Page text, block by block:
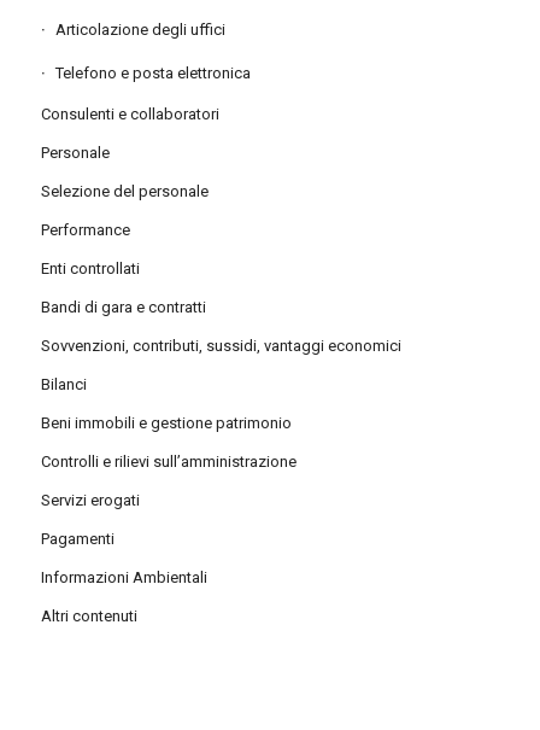
Articolazione degli uffici
Telefono e posta elettronica
Consulenti e collaboratori
Personale
Selezione del personale
Performance
Enti controllati
Bandi di gara e contratti
Sovvenzioni, contributi, sussidi, vantaggi economici
Bilanci
Beni immobili e gestione patrimonio
Controlli e rilievi sull’amministrazione
Servizi erogati
Pagamenti
Informazioni Ambientali
Altri contenuti